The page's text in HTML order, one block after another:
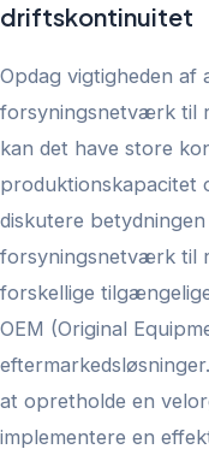
driftskontinuitet
Opdag vigtigheden af
forsyningsnetværk til
kan det have store
produktionskapacitet
diskutere
forsyningsnetværk til
forskellige
OEM (Original
at opretholde en
implementere en